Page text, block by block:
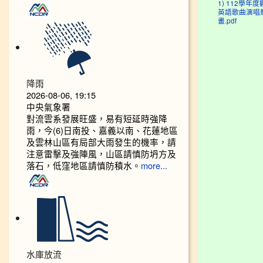
1) 112學年度
英語歌曲演唱
畫.pdf
降雨
2026-08-06, 19:15
中央氣象署
對流雲系發展旺盛，易有短延時強降
雨，今(6)日南投、嘉義以南、花蓮地區
及雲林山區有局部大雨發生的機率，請
注意雷擊及強陣風，山區請慎防坍方及
落石，低窪地區請慎防積水。 more...
水庫放流